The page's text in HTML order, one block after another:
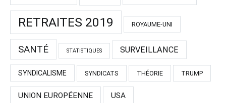
RETRAITES 2019 ROYAUME-UNI
SANTÉ STATISTIQUES SURVEILLANCE
SYNDICALISME SYNDICATS THÉORIE TRUMP
UNION EUROPÉENNE USA